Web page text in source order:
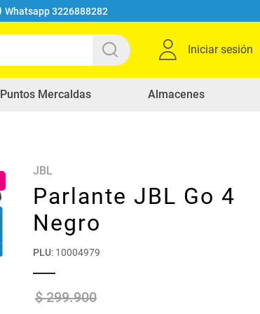
Whatsapp 3226888282
Iniciar sesión
Puntos Mercaldas Almacenes
JBL
Parlante JBL Go 4
Negro
PLU: 10004979
$ 299.900